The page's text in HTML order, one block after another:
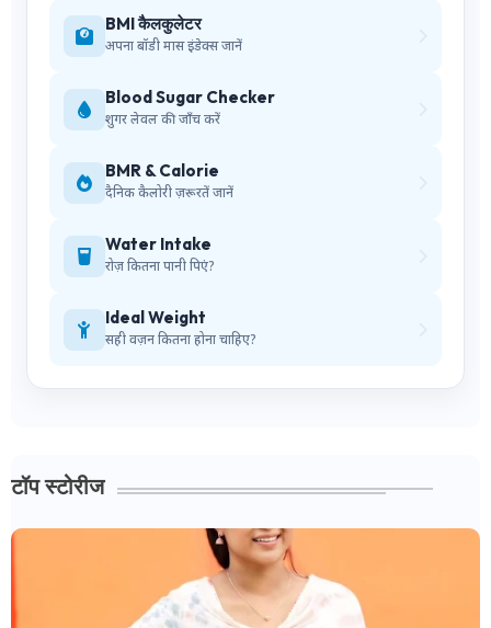
BMI कैलकुलेटर
अपना बॉडी मास इंडेक्स जानें
Blood Sugar Checker
शुगर लेवल की जाँच करें
BMR & Calorie
दैनिक कैलोरी ज़रूरतें जानें
Water Intake
रोज़ कितना पानी पिएं?
Ideal Weight
सही वज़न कितना होना चाहिए?
टॉप स्टोरीज